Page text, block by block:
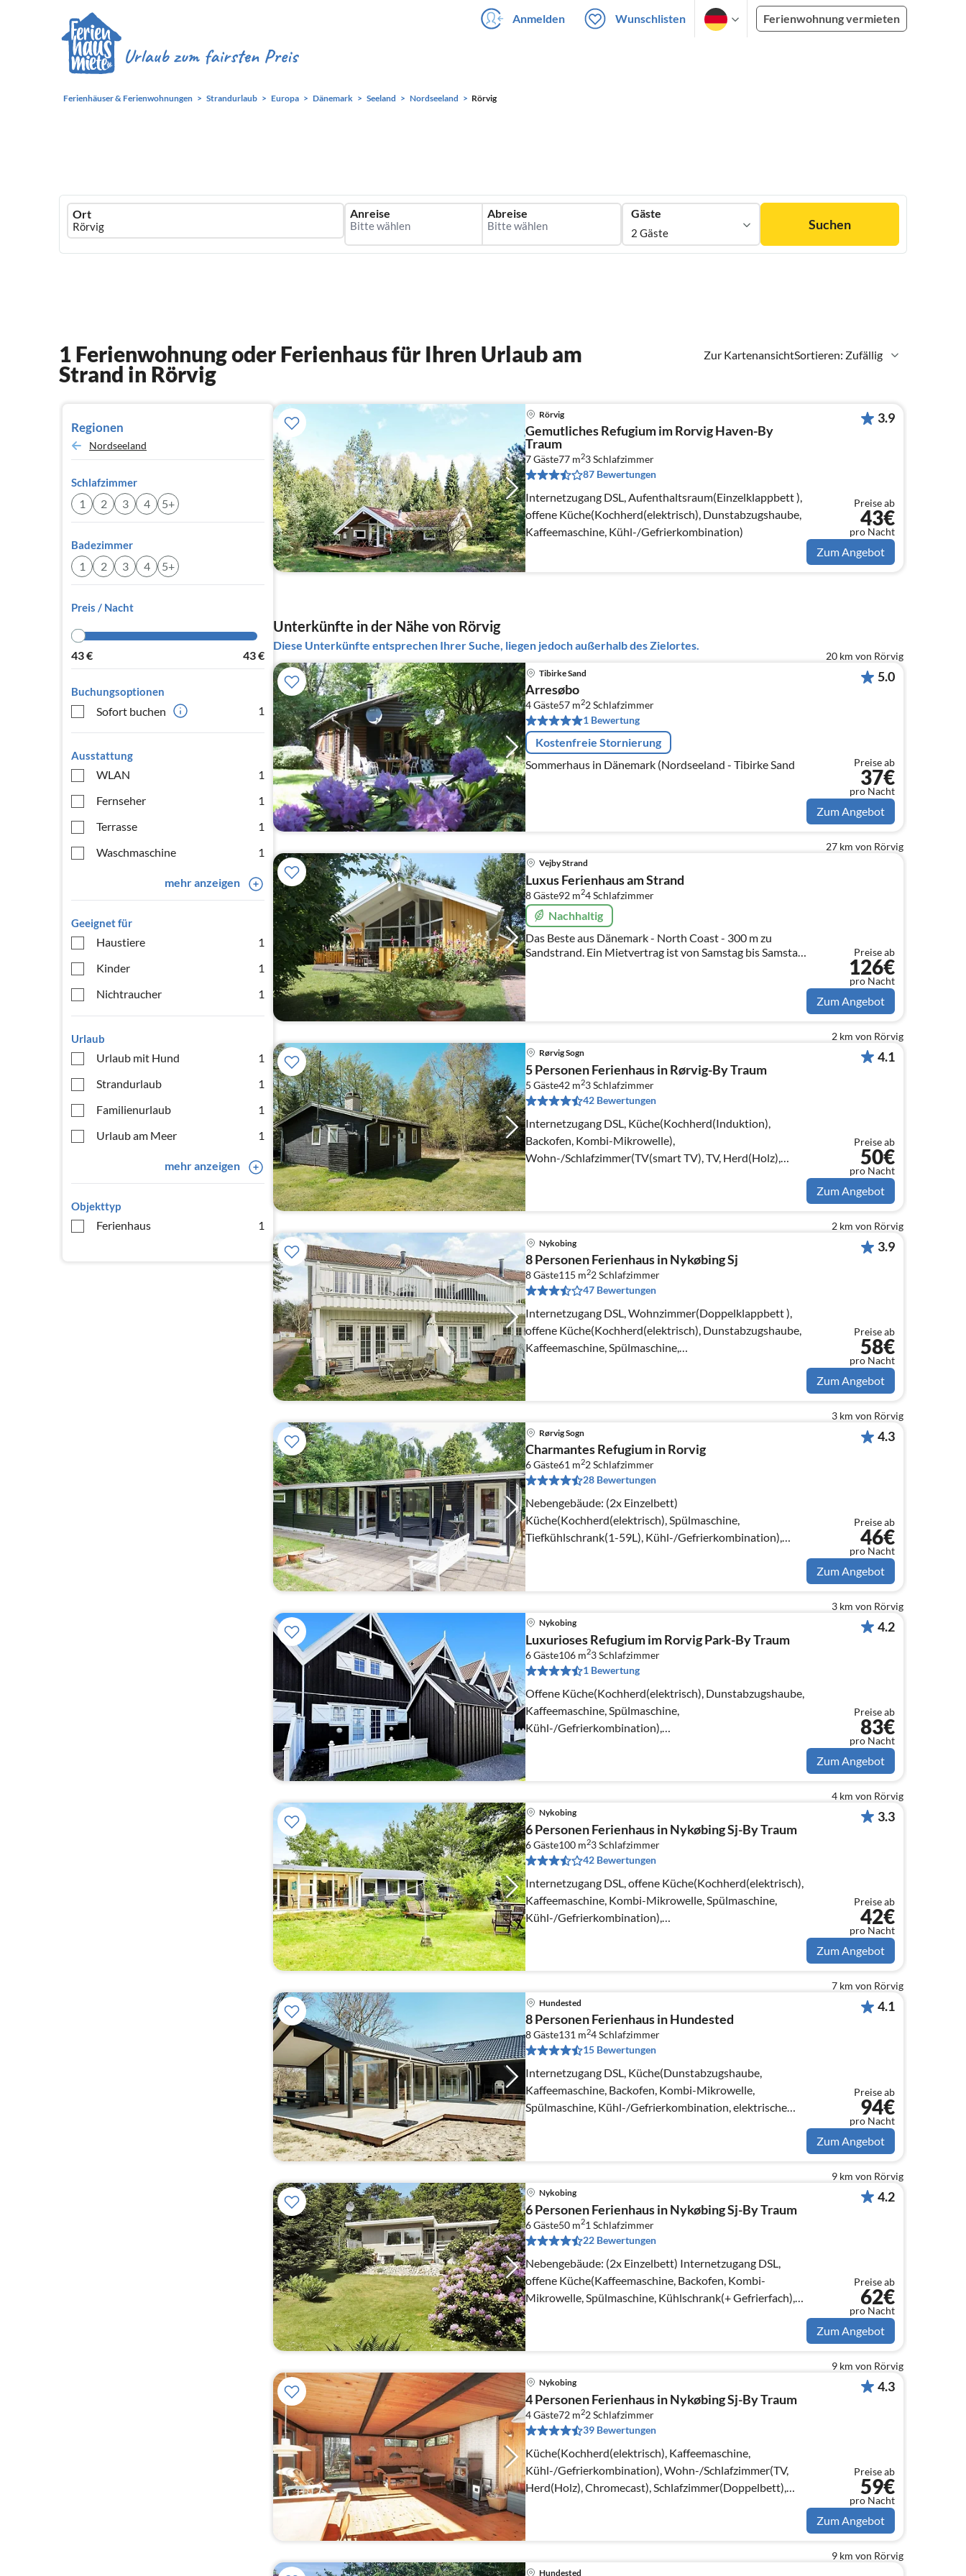
Anmelden Wunschlisten Ferienwohnung vermieten
Ferienhäuser & Ferienwohnungen Strandurlaub Europa Dänemark Seeland Nordseeland Rörvig
Ferienhausmiete
logo
Ort Anreise Abreise Gäste
2 Gäste
Suchen
Zur KartenansichtSortieren: Zufällig
1 Ferienwohnung oder Ferienhaus für Ihren Urlaub am
Strand in Rörvig
Regionen
Nordseeland
Schlafzimmer
1 2 3 4 5+
Badezimmer
1 2 3 4 5+
Preis / Nacht
43€ 43€
Buchungsoptionen
Sofort buchen 1
Ausstattung
WLAN
1
Fernseher
1
Terrasse
1
Waschmaschine
1
mehr anzeigen
Geeignet für
Haustiere
1
Kinder
1
Nichtraucher
1
Urlaub
Urlaub mit Hund
1
Strandurlaub
1
Familienurlaub
1
Urlaub am Meer
1
mehr anzeigen
Objekttyp
Ferienhaus 1
Rörvig
Gemutliches Refugium im Rorvig Haven-By
Traum
7 Gäste77 m23Schlafzimmer
87 Bewertungen
Internetzugang DSL, Aufenthaltsraum(Einzelklappbett ),
offene Küche(Kochherd(elektrisch), Dunstabzugshaube,
Kaffeemaschine, Kühl-/Gefrierkombination)
3.9
Preise ab
43€
pro Nacht
Zum Angebot
Unterkünfte in der Nähe von Rörvig
Diese Unterkünfte entsprechen Ihrer Suche, liegen jedoch außerhalb des Zielortes.
20 km von Rörvig
Tibirke Sand
Arresøbo
4 Gäste57 m22Schlafzimmer
1 Bewertung
Kostenfreie Stornierung
Sommerhaus in Dänemark (Nordseeland - Tibirke Sand
5.0
Preise ab
37€
pro Nacht
Zum Angebot
27 km von Rörvig
Vejby Strand
Luxus Ferienhaus am Strand
8 Gäste92 m24Schlafzimmer
Nachhaltig
Das Beste aus Dänemark - North Coast - 300 m zu
Sandstrand. Ein Mietvertrag ist von Samstag bis Samstag.
Es kann eine Woche, 14 Tage oder mehr sein.
Preise ab
126€
pro Nacht
Zum Angebot
2 km von Rörvig
Rørvig Sogn
5 Personen Ferienhaus in Rørvig-By Traum
5 Gäste42 m23Schlafzimmer
42 Bewertungen
Internetzugang DSL, Küche(Kochherd(Induktion),
Backofen, Kombi-Mikrowelle),
Wohn-/Schlafzimmer(TV(smart TV), TV, Herd(Holz),
Chromecast), Schlafzimmer(Doppelbett)
4.1
Preise ab
50€
pro Nacht
Zum Angebot
2 km von Rörvig
Nykobing
8 Personen Ferienhaus in Nykøbing Sj
8 Gäste115 m22Schlafzimmer
47 Bewertungen
Internetzugang DSL, Wohnzimmer(Doppelklappbett ),
offene Küche(Kochherd(elektrisch), Dunstabzugshaube,
Kaffeemaschine, Spülmaschine,
Kühl-/Gefrierkombination, Trockner, Waschmaschi...
3.9
Preise ab
58€
pro Nacht
Zum Angebot
3 km von Rörvig
Rørvig Sogn
Charmantes Refugium in Rorvig
6 Gäste61 m22Schlafzimmer
28 Bewertungen
Nebengebäude: (2x Einzelbett)
Küche(Kochherd(elektrisch), Spülmaschine,
Tiefkühlschrank(1-59L), Kühl-/Gefrierkombination),
Wohn-/Schlafzimmer(Herd(Holz)),
Schlafzimmer(Doppelbett)
4.3
Preise ab
46€
pro Nacht
Zum Angebot
3 km von Rörvig
Nykobing
Luxurioses Refugium im Rorvig Park-By Traum
6 Gäste106 m23Schlafzimmer
1 Bewertung
Offene Küche(Kochherd(elektrisch), Dunstabzugshaube,
Kaffeemaschine, Spülmaschine,
Kühl-/Gefrierkombination),
Wohn-/Schlafzimmer(TV(dänische Fernsehsender),
4.2
Preise ab
83€
pro Nacht
Zum Angebot
4 km von Rörvig
Nykobing
6 Personen Ferienhaus in Nykøbing Sj-By Traum
6 Gäste100 m23Schlafzimmer
42 Bewertungen
Internetzugang DSL, offene Küche(Kochherd(elektrisch),
Kaffeemaschine, Kombi-Mikrowelle, Spülmaschine,
Kühl-/Gefrierkombination),
Wohn-/Schlafzimmer(Herd(Holz))
3.3
Preise ab
42€
pro Nacht
Zum Angebot
7 km von Rörvig
Hundested
8 Personen Ferienhaus in Hundested
8 Gäste131 m24Schlafzimmer
15 Bewertungen
Internetzugang DSL, Küche(Dunstabzugshaube,
Kaffeemaschine, Backofen, Kombi-Mikrowelle,
Spülmaschine, Kühl-/Gefrierkombination, elektrische
Kochplatten)
4.1
Preise ab
94€
pro Nacht
Zum Angebot
9 km von Rörvig
Nykobing
6 Personen Ferienhaus in Nykøbing Sj-By Traum
6 Gäste50 m21 Schlafzimmer
22 Bewertungen
Nebengebäude: (2x Einzelbett) Internetzugang DSL,
offene Küche(Kaffeemaschine, Backofen, Kombi-
Mikrowelle, Spülmaschine, Kühlschrank(+ Gefrierfach),
elektrische Kochplatten)
4.2
Preise ab
62€
pro Nacht
Zum Angebot
9 km von Rörvig
Nykobing
4 Personen Ferienhaus in Nykøbing Sj-By Traum
4 Gäste72 m22Schlafzimmer
39 Bewertungen
Küche(Kochherd(elektrisch), Kaffeemaschine,
Kühl-/Gefrierkombination), Wohn-/Schlafzimmer(TV,
Herd(Holz), Chromecast), Schlafzimmer(Doppelbett),
Schlafzimmer(2x Einzelbett)
4.3
Preise ab
59€
pro Nacht
Zum Angebot
9 km von Rörvig
Hundested